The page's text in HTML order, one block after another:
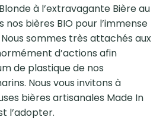
à l’extravagante Bière au
nos bières BIO pour l’immense
sommes très attachés aux
d’actions afin
de plastique de nos
Nous vous invitons à
bières artisanales Made In
l’adopter.